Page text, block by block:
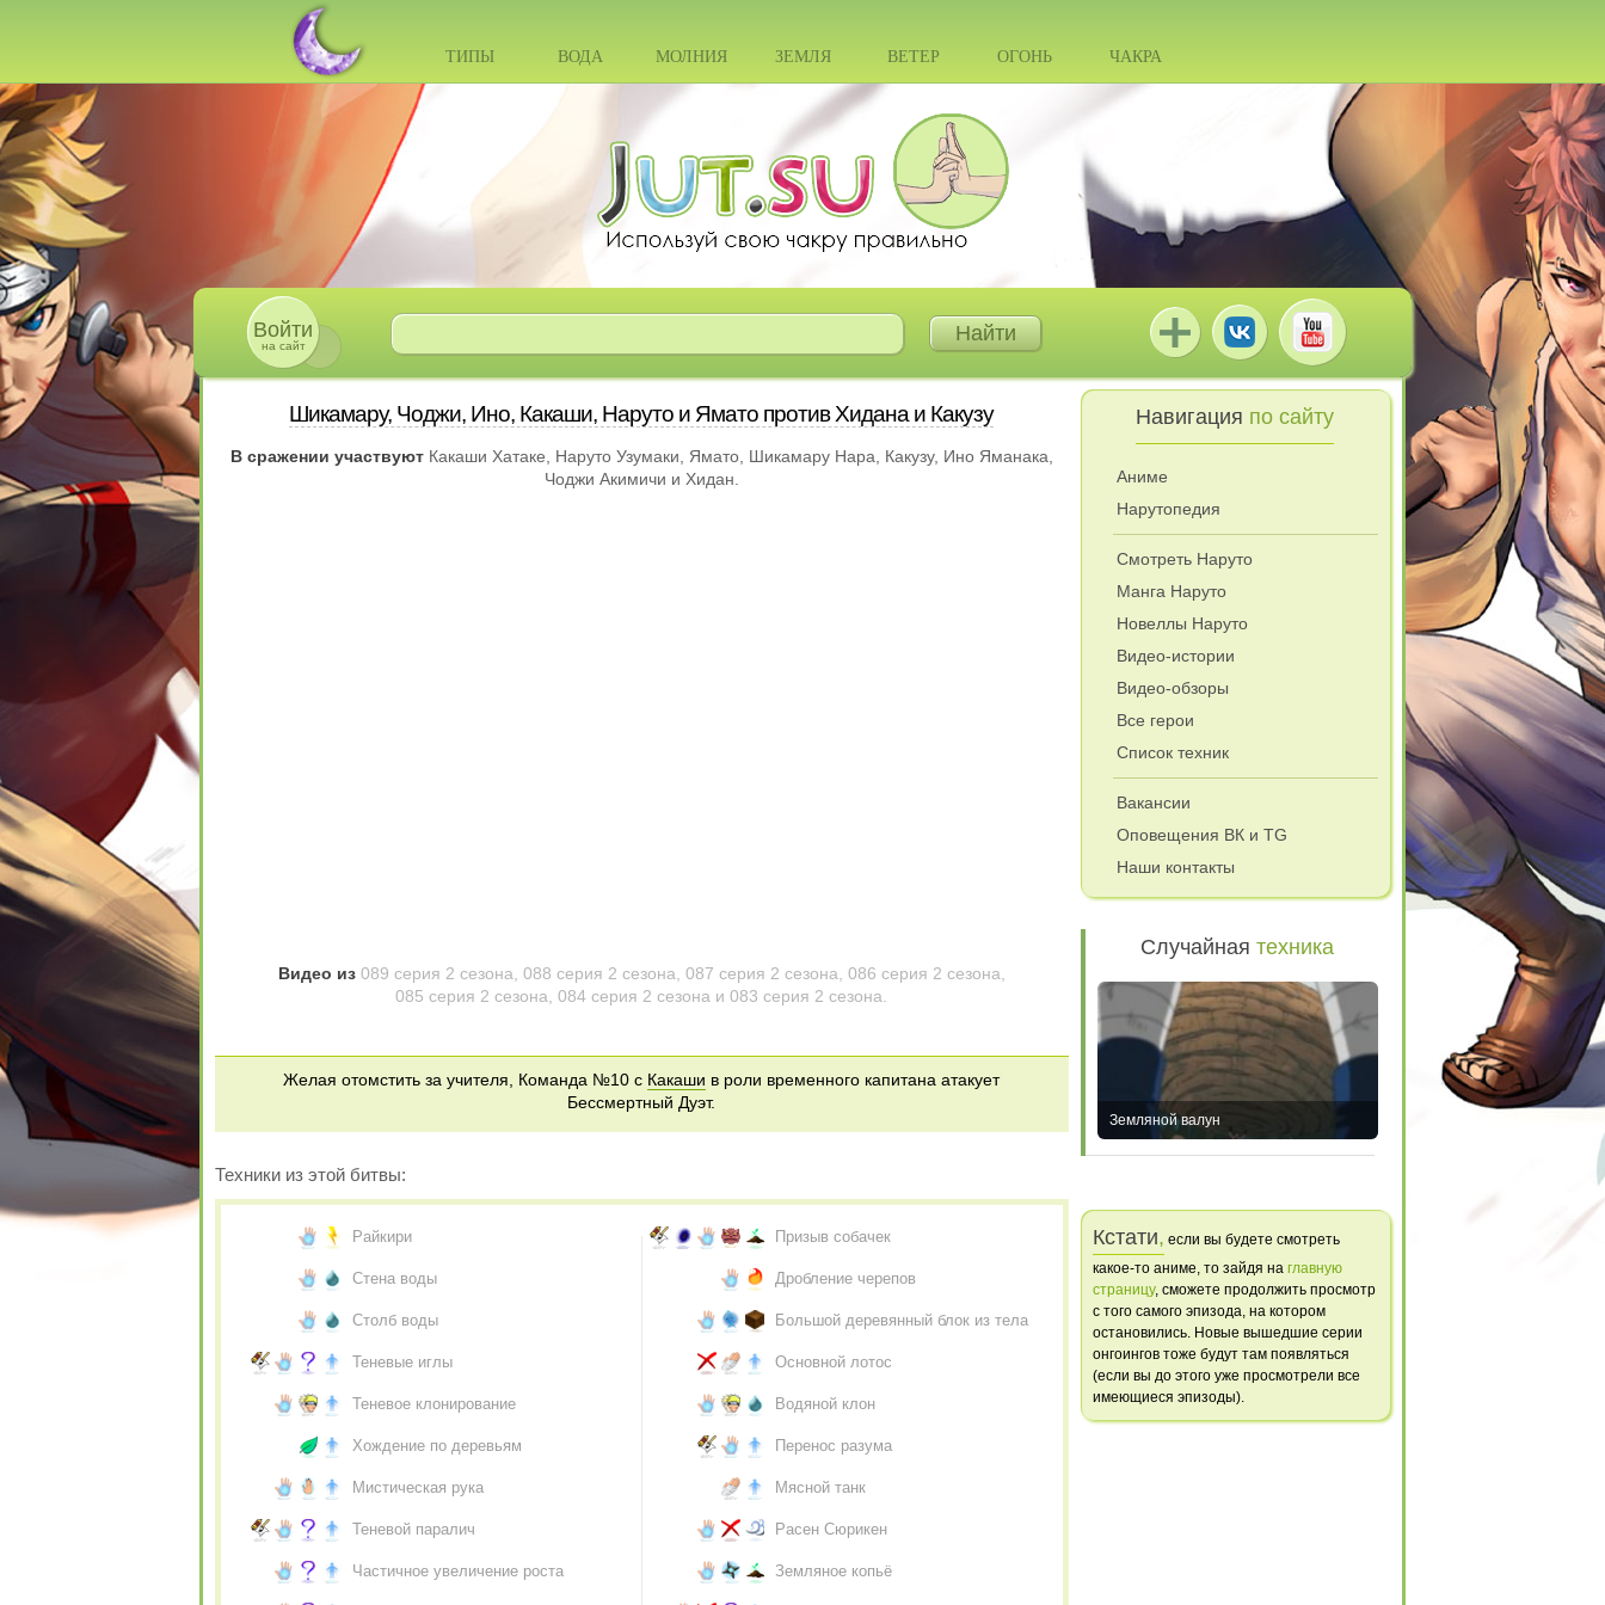
ТИПЫ ВОДА МОЛНИЯ ЗЕМЛЯ ВЕТЕР ОГОНЬ ЧАКРА
Войти
на сайт
Шикамару, Чоджи, Ино, Какаши, Наруто и Ямато против Хидана и Какузу
В сражении участвуют Какаши Хатаке Наруто Узумаки Ямато, Шикамару Нара Какузу, Ино Яманака
Чоджи Акимичи и Хидан
Видео из 089 серия 2 сезона 088 серия 2 сезона 087 серия 2 сезона 086 серия 2 сезона
085 серия 2 сезона ,084 серия 2 сезона и083 серия 2 сезона
Желая отомстить за учителя, Команда №10 с Какаши в роли временного капитана атакует
Бессмертный Дуэт.
Техники из этой битвы:
Райкири
Стена воды
Столб воды
Теневые иглы
Теневое клонирование
Хождение по деревьям
Мистическая рука
Теневой паралич
Частичное увеличение роста
Призыв собачек
Дробление черепов
Большой деревянный блок из тела
Основной лотос
Водяной клон
Перенос разума
Мясной танк
Расен Сюрикен
Земляное копьё
Навигация по сайту
Аниме
Нарутопедия
Смотреть Наруто
Манга Наруто
Новеллы Наруто
Видео-истории
Видео-обзоры
Все герои
Список техник
Вакансии
Оповещения ВК и TG
Наши контакты
Случайнаятехника
Земляной валун
Кстати, если вы будете смотреть
какое-то аниме, то зайдя на главную
страницу, сможете продолжить просмотр
с того самого эпизода, на котором
остановились. Новые вышедшие серии
онгоингов тоже будут там появляться
(если вы до этого уже просмотрели все
имеющиеся эпизоды).